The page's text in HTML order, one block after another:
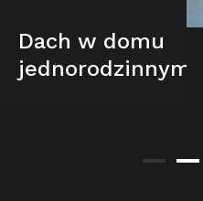
Dach w domu
jednorodzinnym